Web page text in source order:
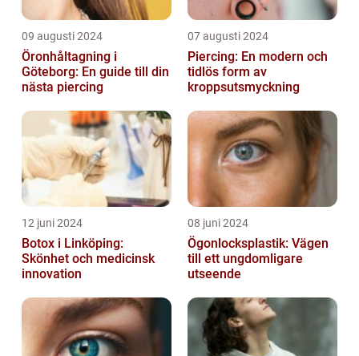
09 augusti 2024
Öronhåltagning i
Göteborg: En guide till din
nästa piercing
07 augusti 2024
Piercing: En modern och
tidlös form av
kroppsutsmyckning
12 juni 2024
Botox i Linköping:
Skönhet och medicinsk
innovation
08 juni 2024
Ögonlocksplastik: Vägen
till ett ungdomligare
utseende